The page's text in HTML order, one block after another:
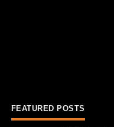
FEATURED POSTS